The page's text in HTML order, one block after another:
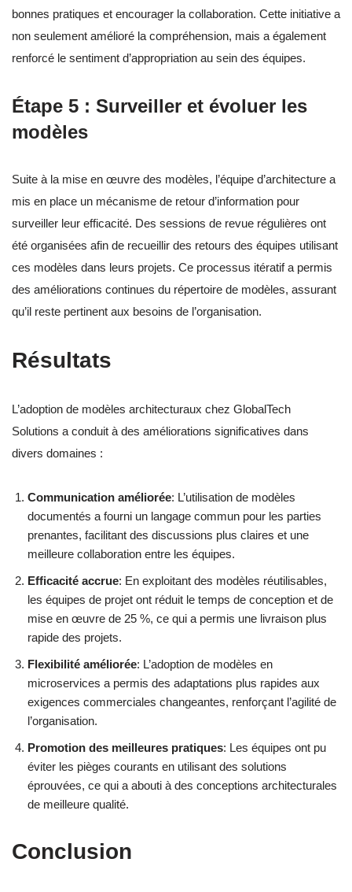
bonnes pratiques et encourager la collaboration. Cette initiative a
non seulement amélioré la compréhension, mais a également
renforcé le sentiment d’appropriation au sein des équipes.
Étape 5 : Surveiller et évoluer les
modèles
Suite à la mise en œuvre des modèles, l’équipe d’architecture a
mis en place un mécanisme de retour d’information pour
surveiller leur efficacité. Des sessions de revue régulières ont
été organisées afin de recueillir des retours des équipes utilisant
ces modèles dans leurs projets. Ce processus itératif a permis
des améliorations continues du répertoire de modèles, assurant
qu’il reste pertinent aux besoins de l’organisation.
Résultats
L’adoption de modèles architecturaux chez GlobalTech
Solutions a conduit à des améliorations significatives dans
divers domaines :
Communication améliorée: L’utilisation de modèles
documentés a fourni un langage commun pour les parties
prenantes, facilitant des discussions plus claires et une
meilleure collaboration entre les équipes.
Efficacité accrue: En exploitant des modèles réutilisables,
les équipes de projet ont réduit le temps de conception et de
mise en œuvre de 25 %, ce qui a permis une livraison plus
rapide des projets.
Flexibilité améliorée: L’adoption de modèles en
microservices a permis des adaptations plus rapides aux
exigences commerciales changeantes, renforçant l’agilité de
l’organisation.
Promotion des meilleures pratiques: Les équipes ont pu
éviter les pièges courants en utilisant des solutions
éprouvées, ce qui a abouti à des conceptions architecturales
de meilleure qualité.
Conclusion